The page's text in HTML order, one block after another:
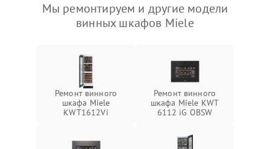
Мы ремонтируем и другие модели
винных шкафов Miele
Ремонт винного
шкафа Miele
KWT1612Vi
Ремонт винного
шкафа Miele KWT
6112 iG OBSW